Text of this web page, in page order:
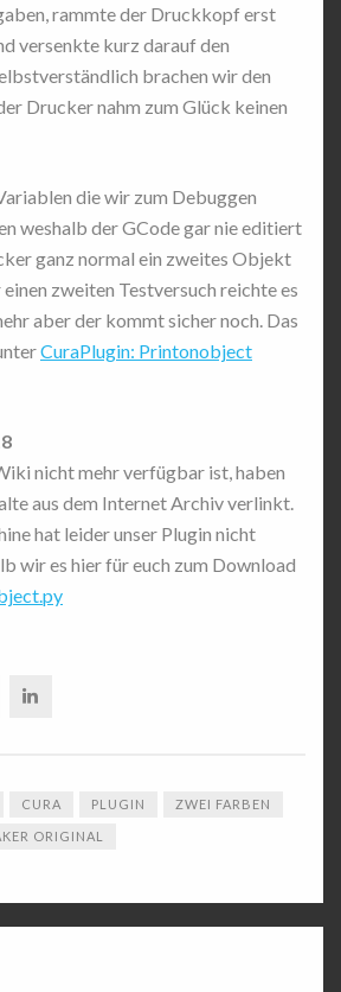
rammte der Druckkopf erst
versenkte kurz darauf den
brachen wir den
Drucker nahm zum Glück keinen
die wir zum Debuggen
weshalb der GCode gar nie editiert
ganz normal ein zweites Objekt
zweiten Testversuch reichte es
aber der kommt sicher noch. Das
CuraPlugin: Printonobject
nicht mehr verfügbar ist, haben
aus dem Internet Archiv verlinkt.
hat leider unser Plugin nicht
wir es hier für euch zum Download
CURA PLUGIN ZWEI FARBEN
ORIGINAL